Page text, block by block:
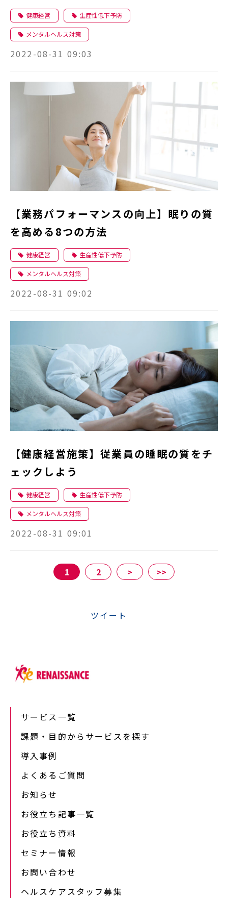
健康経営 生産性低下予防
メンタルヘルス対策
2022-08-31 09:03
【業務パフォーマンスの向上】眠りの質
を高める8つの方法
健康経営 生産性低下予防
メンタルヘルス対策
2022-08-31 09:02
【健康経営施策】従業員の睡眠の質をチ
ェックしよう
健康経営 生産性低下予防
メンタルヘルス対策
2022-08-31 09:01
1 2 > >>
ツイート
サービス一覧
課題・目的からサービスを探す
導入事例
よくあるご質問
お知らせ
お役立ち記事一覧
お役立ち資料
セミナー情報
お問い合わせ
ヘルスケアスタッフ募集